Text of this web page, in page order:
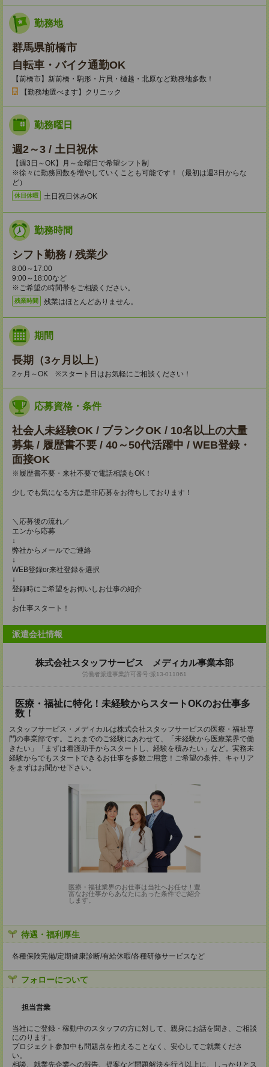
勤務地
群馬県前橋市
自転車・バイク通勤OK
【前橋市】新前橋・駒形・片貝・樋越・北原など勤務地多数！
【勤務地選べます】クリニック
勤務曜日
週2～3 / 土日祝休
【週3日～OK】月～金曜日で希望シフト制
※徐々に勤務回数を増やしていくことも可能です！（最初は週3日からな
ど）
休日休暇 土日祝日休みOK
勤務時間
シフト勤務 / 残業少
8:00～17:00
9:00～18:00など
※ご希望の時間帯をご相談ください。
残業時間 残業はほとんどありません。
期間
長期（3ヶ月以上）
2ヶ月～OK ※スタート日はお気軽にご相談ください！
応募資格・条件
社会人未経験OK / ブランクOK / 10名以上の大量
募集 / 履歴書不要 / 40～50代活躍中 / WEB登録・
面接OK
※履歴書不要・来社不要で電話相談もOK！
少しでも気になる方は是非応募をお待ちしております！
＼応募後の流れ／
エンから応募
↓
弊社からメールでご連絡
↓
WEB登録or来社登録を選択
↓
登録時にご希望をお伺いしお仕事の紹介
↓
お仕事スタート！
派遣会社情報
株式会社スタッフサービス メディカル事業本部
労働者派遣事業許可番号:派13-011061
医療・福祉に特化！未経験からスタートOKのお仕事多
数！
スタッフサービス・メディカルは株式会社スタッフサービスの医療・福祉専
門の事業部です。これまでのご経験にあわせて、「未経験から医療業界で働
きたい」「まずは看護助手からスタートし、経験を積みたい」など。実務未
経験からでもスタートできるお仕事を多数ご用意！ご希望の条件、キャリア
をまずはお聞かせ下さい。
医療・福祉業界のお仕事は当社へお任せ！豊
富なお仕事からあなたにあった条件でご紹介
します。
待遇・福利厚生
各種保険完備/定期健康診断/有給休暇/各種研修サービスなど
フォローについて
担当営業
当社にご登録・稼動中のスタッフの方に対して、親身にお話を聞き、ご相談
にのります。
プロジェクト参加中も問題点を抱えることなく、安心してご就業くださ
い。
相談、就業先企業への報告、提案など問題解決を行う以上に、しっかりとス